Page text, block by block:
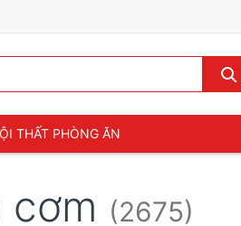
THẤT PHÒNG ĂN
(2675)